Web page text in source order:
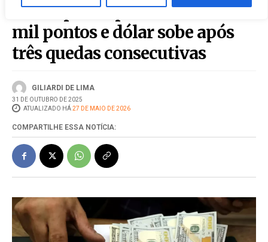
Ibovespa se aproxima dos 149
mil pontos e dólar sobe após
três quedas consecutivas
GILIARDI DE LIMA
31 DE OUTUBRO DE 2025
ATUALIZADO HÁ27 DE MAIO DE 2026
COMPARTILHE ESSA NOTÍCIA: